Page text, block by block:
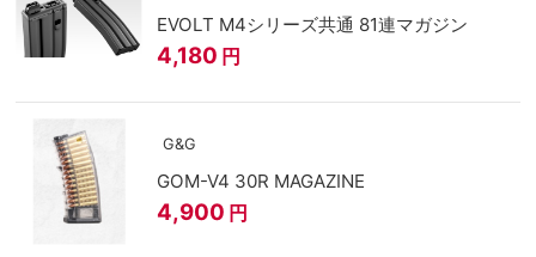
EVOLT M4シリーズ共通 81連マガジン
4,180 円
G&G
GOM-V4 30R MAGAZINE
4,900 円